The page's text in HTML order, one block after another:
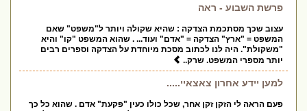
פרשת השבוע - ראה
עצוב שכך מסתכמת הצדקה : שהיא שקולה ויותר ל"משפט" שאם
המשפט = "ארץ" הצדקה = "אדם" ועוד... . שהוא המשפט "קו" והיא
"משקולת". היה לנו לכתוב מסכת מיוחדת על הצדקה וספרים רבים
יותר מספרי המשפט. שרק..
למען יידע אחרון צאצאיי.....
פעם הראה לי הזקן זקן אחר, שכל כולו כעין "פקעת" אדם . שהוא כל כך